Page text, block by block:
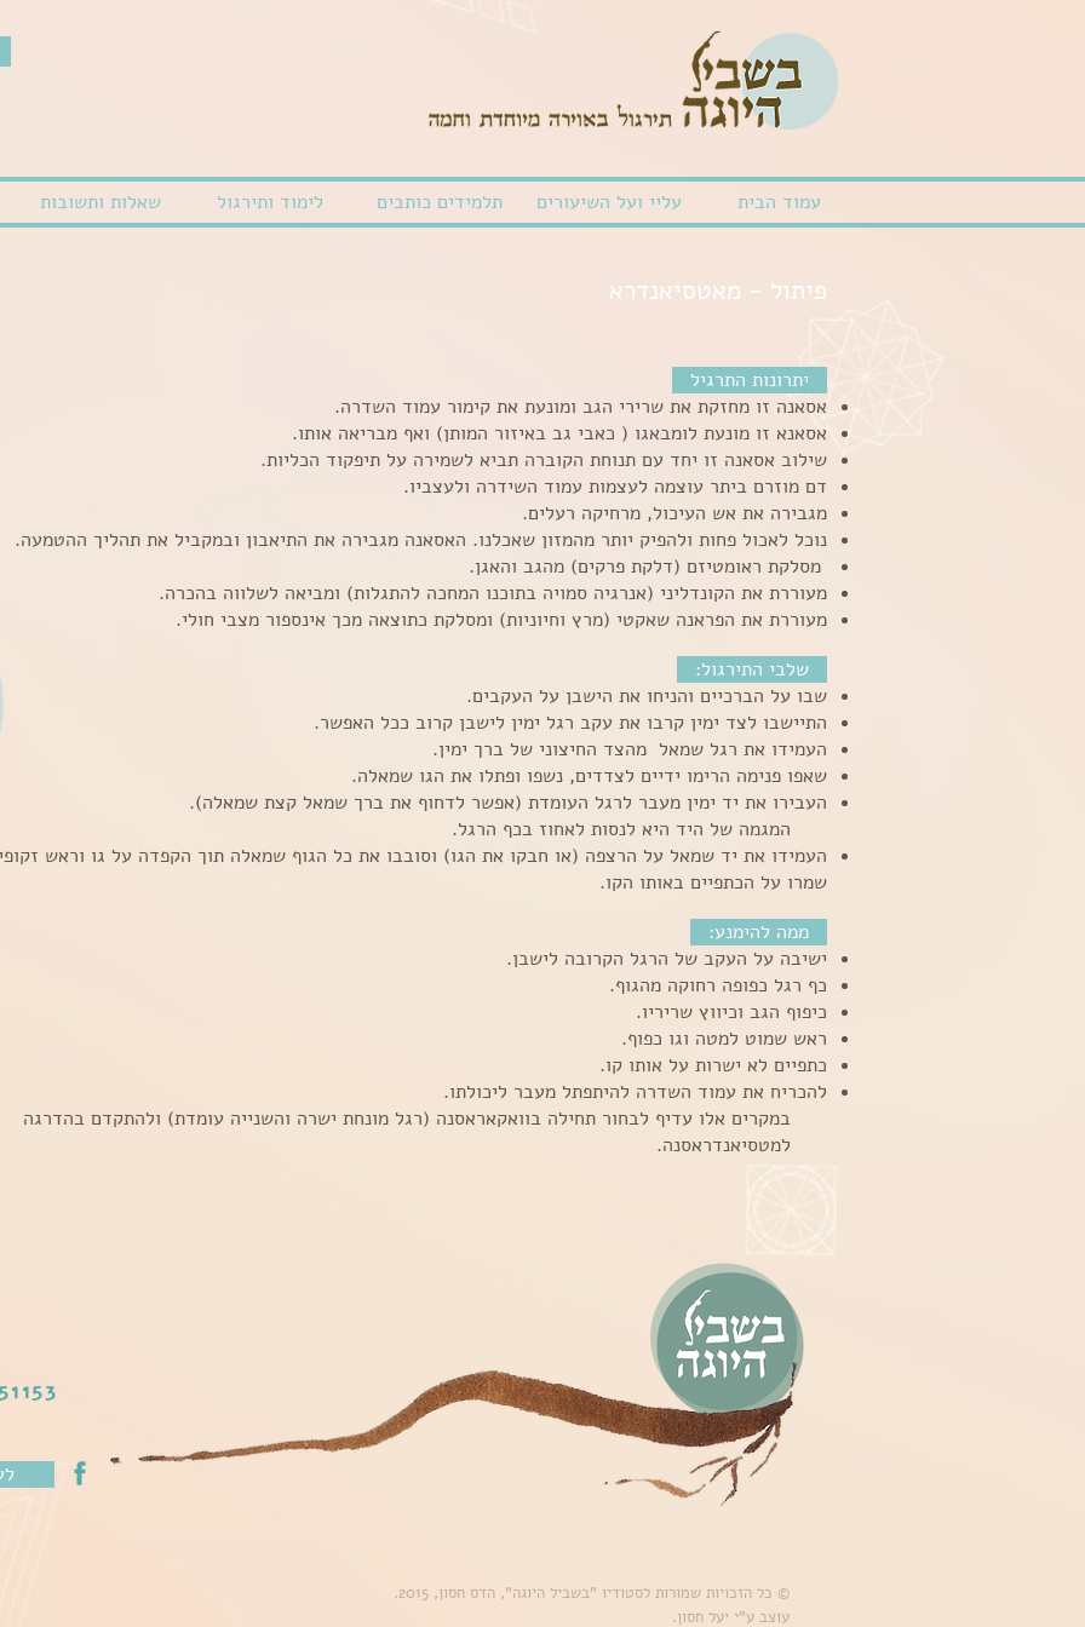
עמוד הבית עליי ועל השיעורים תלמידים כותבים לימוד ותירגול שאלות ותשובות
פיתול - מאטסיאנדרא
יתרונות התרגיל
אסאנה זו מחזקת את שרירי הגב ומונעת את קימור עמוד השדרה.
אסאנא זו מונעת לומבאגו ( כאבי גב באיזור המותן) ואף מבריאה אותו.
שילוב אסאנה זו יחד עם תנוחת הקוברה תביא לשמירה על תיפקוד הכליות.
דם מוזרם ביתר עוצמה לעצמות עמוד השידרה ולעצביו.
מגבירה את אש העיכול, מרחיקה רעלים.
נוכל לאכול פחות ולהפיק יותר מהמזון שאכלנו. האסאנה מגבירה את התיאבון ובמקביל את תהליך ההטמעה.
מסלקת ראומטיזם (דלקת פרקים) מהגב והאגן.
מעוררת את הקונדליני (אנרגיה סמויה בתוכנו המחכה להתגלות) ומביאה לשלווה בהכרה.
מעוררת את הפראנה שאקטי (מרץ וחיוניות) ומסלקת כתוצאה מכך אינספור מצבי חולי.
שלבי התירגול:
שבו על הברכיים והניחו את הישבן על העקבים.
התיישבו לצד ימין קרבו את עקב רגל ימין לישבן קרוב ככל האפשר.
העמידו את רגל שמאל מהצד החיצוני של ברך ימין.
שאפו פנימה הרימו ידיים לצדדים, נשפו ופתלו את הגו שמאלה.
העבירו את יד ימין מעבר לרגל העומדת (אפשר לדחוף את ברך שמאל קצת שמאלה).
המגמה של היד היא לנסות לאחוז בכף הרגל.
העמידו את יד שמאל על הרצפה (או חבקו את הגו) וסובבו את כל הגוף שמאלה תוך הקפדה על גו וראש
שמרו על הכתפיים באותו הקו.
ממה להימנע:
ישיבה על העקב של הרגל הקרובה לישבן.
כף רגל כפופה רחוקה מהגוף.
כיפוף הגב וכיווץ שריריו.
ראש שמוט למטה וגו כפוף.
כתפיים לא ישרות על אותו קו.
להכריח את עמוד השדרה להיתפתל מעבר ליכולתו.
במקרים אלו עדיף לבחור תחילה בוואקאראסנה (רגל מונחת ישרה והשנייה עומדת) ולהתקדם בהדרגה
למטסיאנדראסנה.
569303
© כל הזכויות שמורות לסטודיו "בשביל היוגה", הדס חסון, 2015.
עוצב ע"י יעל חסון.